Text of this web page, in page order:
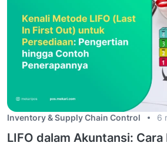
Inventory & Supply Chain Control 6
LIFO dalam Akuntansi: